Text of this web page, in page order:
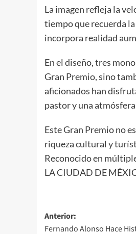
La imagen refleja la
tiempo que recuerda
incorpora realidad
En el diseño, tres
Gran Premio, sino
aficionados han
pastor y una
Este Gran Premio no
riqueza cultural y
Reconocido en
LA CIUDAD DE
Navegación
Anterior:
Fernando Alonso Hace